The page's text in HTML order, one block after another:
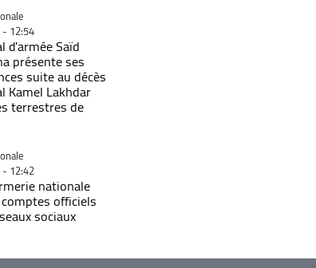
12:54
d'armée Saïd
présente ses
suite au décès
Kamel Lakhdar
terrestres de
12:42
nationale
officiels
sociaux